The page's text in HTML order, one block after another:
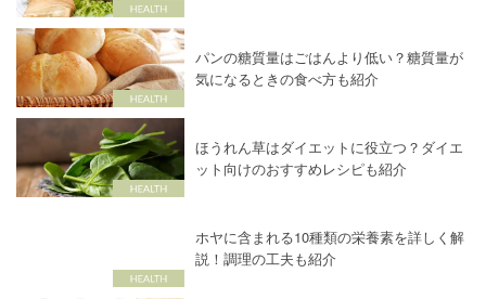
パンの糖質量はごはんより低い？糖質量が
気になるときの食べ方も紹介
ほうれん草はダイエットに役立つ？ダイエ
ット向けのおすすめレシピも紹介
ホヤに含まれる10種類の栄養素を詳しく解
説！調理の工夫も紹介